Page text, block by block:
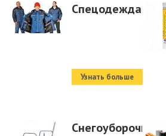
Спецодежда
Узнать больше
Снегоуборочный